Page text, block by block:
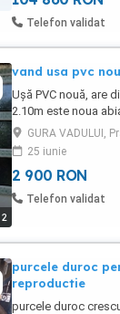
Telefon validat
2
vand usa pvc
Ușă PVC nouă, are
2.10m este noua
zile. O vand
usor negociabil, cu
montez, nu
are profil gros.
GURA VADULUI,
25 iunie
2 900 RON
Telefon validat
purcele duroc
reproductie
purcele duroc